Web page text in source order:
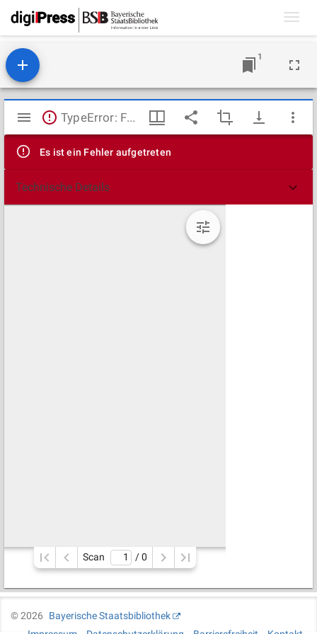
1
Mirador
Viewer
TypeError: Failed to fetch
Es ist ein Fehler aufgetreten
Technische Details
Scan / 0
©2026
Bayerische Staatsbibliothek